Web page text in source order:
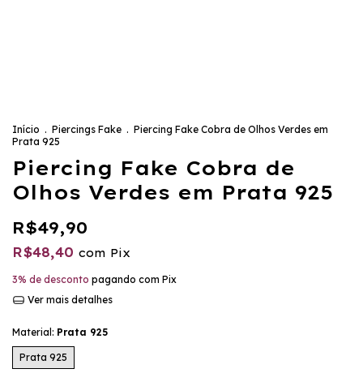
Início . Piercings Fake . Piercing Fake Cobra de Olhos Verdes em
Prata 925
Piercing Fake Cobra de
Olhos Verdes em Prata 925
R$49,90
R$48,40 com Pix
3% de desconto pagando com Pix
Ver mais detalhes
Material: Prata 925
Prata 925